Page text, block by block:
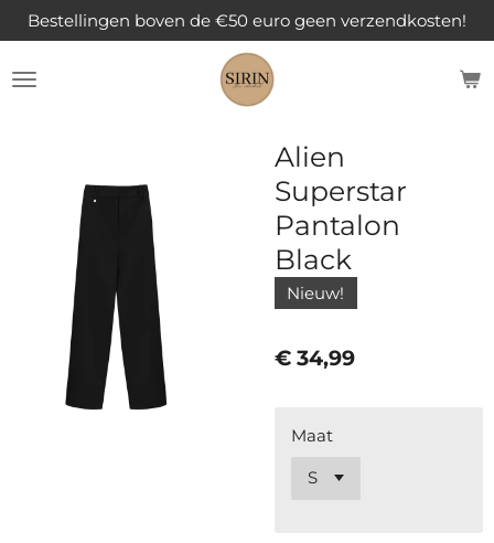
Ga
direct
naar
Bestellingen boven de €50 euro geen verzendkosten!
Alien
Superstar
Pantalon
Black
Nieuw!
€ 34,99
Maat